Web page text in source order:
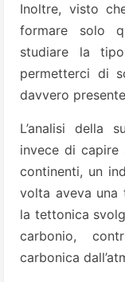
Inoltre, visto
formare solo
studiare la
permetterci di
davvero
L’analisi della
invece di capire
continenti, un
volta aveva una
la tettonica
carbonio,
carbonica